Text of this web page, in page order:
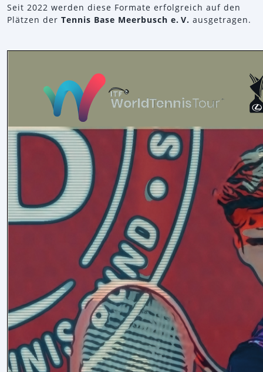
Seit 2022 werden diese Formate erfolgreich auf den
Plätzen der Tennis Base Meerbusch e. V. ausgetragen.